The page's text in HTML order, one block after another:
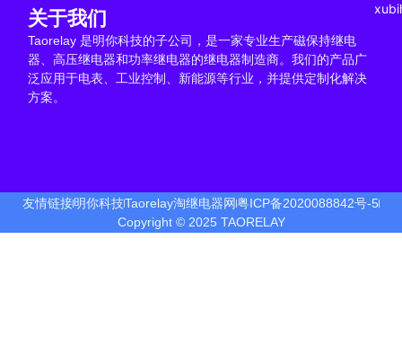
关于我们
Taorelay 是明你科技的子公司，是一家专业生产磁保持继电
器、高压继电器和功率继电器的继电器制造商。我们的产品广
泛应用于电表、工业控制、新能源等行业，并提供定制化解决
方案。
友情链接明你科技Taorelay淘继电器网粤ICP备2020088842号-5
Copyright © 2025 TAORELAY